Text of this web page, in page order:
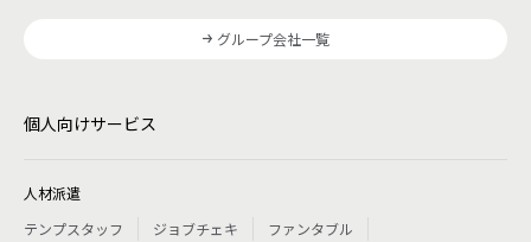
グループ会社一覧
個人向けサービス
人材派遣
テンプスタッフ
ジョブチェキ
ファンタブル